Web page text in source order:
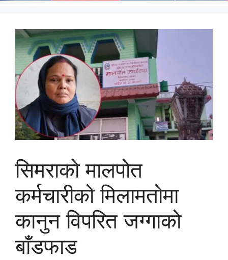
सिमराको मालपोत
कर्मचारीको मिलामतोमा
कानुन विपरित जग्गाको
बाँडफाड